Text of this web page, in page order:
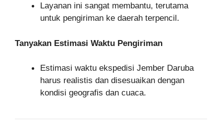
Layanan ini sangat membantu, terutama
untuk pengiriman ke daerah terpencil.
Tanyakan Estimasi Waktu Pengiriman
Estimasi waktu ekspedisi Jember Daruba
harus realistis dan disesuaikan dengan
kondisi geografis dan cuaca.